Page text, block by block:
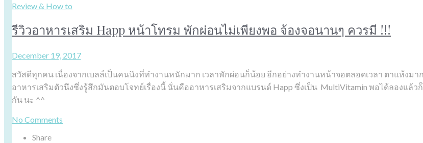
Review & How to
รีวิวอาหารเสริม Happ หน้าโทรม พักผ่อนไม่เพียงพอ จ้องจอนานๆ ควรมี !!!
December 19, 2017
สวัสดีทุกคน เนื่องจากเบลล์เป็นคนนึงที่ทำงานหนักมาก เวลาพักผ่อนก็น้อย อีกอย่างทำงานหน้าจอตลอดเวลา ตาแห้งม
อาหารเสริมตัวนึงซึ่งรู้สึกมันตอบโจทย์เรื่องนี้ นั่นคืออาหารเสริมจากแบรนด์ Happ ซึ่งเป็น MultiVitamin พอได้ลองแ
กัน นะ ^^
No Comments
Share